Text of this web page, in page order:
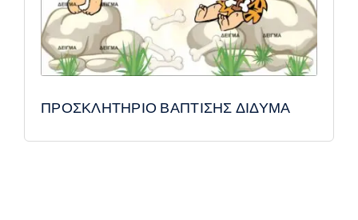
ΠΡΟΣΚΛΗΤΗΡΙΟ ΒΑΠΤΙΣΗΣ ΔΙΔΥΜΑ